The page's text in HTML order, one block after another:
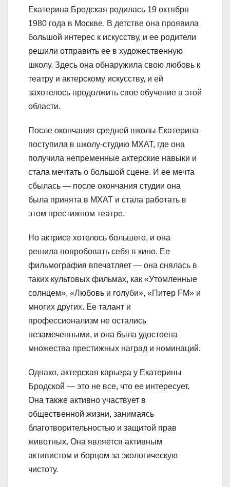
Екатерина Бродская родилась 19 октября
1980 года в Москве. В детстве она проявила
большой интерес к искусству, и ее родители
решили отправить ее в художественную
школу. Здесь она обнаружила свою любовь к
театру и актерскому искусству, и ей
захотелось продолжить свое обучение в этой
области.
После окончания средней школы Екатерина
поступила в школу-студию МХАТ, где она
получила непременные актерские навыки и
стала мечтать о большой сцене. И ее мечта
сбылась — после окончания студии она
была принята в МХАТ и стала работать в
этом престижном театре.
Но актрисе хотелось большего, и она
решила попробовать себя в кино. Ее
фильмография впечатляет — она снялась в
таких культовых фильмах, как «Утомленные
солнцем», «Любовь и голуби», «Питер FM» и
многих других. Ее талант и
профессионализм не остались
незамеченными, и она была удостоена
множества престижных наград и номинаций.
Однако, актерская карьера у Екатерины
Бродской — это не все, что ее интересует.
Она также активно участвует в
общественной жизни, занимаясь
благотворительностью и защитой прав
животных. Она является активным
активистом и борцом за экологическую
чистоту.